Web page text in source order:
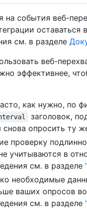
события веб-
оставаться
см. в разделе
веб-
эффективнее,
как нужно, по
заголовок,
опросить ту
проверку
учитываются в
см. в разделе
необходимые
ваших опросов
см. в разделе